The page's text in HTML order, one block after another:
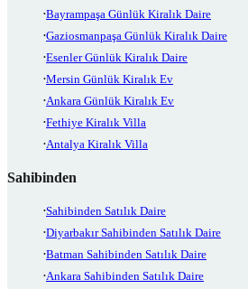
Bayrampaşa Günlük Kiralık Daire
Gaziosmanpaşa Günlük Kiralık Daire
Esenler Günlük Kiralık Daire
Mersin Günlük Kiralık Ev
Ankara Günlük Kiralık Ev
Fethiye Kiralık Villa
Antalya Kiralık Villa
Sahibinden
Sahibinden Satılık Daire
Diyarbakır Sahibinden Satılık Daire
Batman Sahibinden Satılık Daire
Ankara Sahibinden Satılık Daire